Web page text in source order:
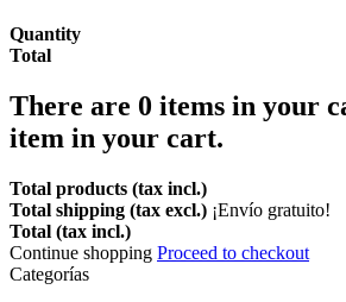
Quantity
Total
There are 0 items in your
item in your cart.
Total products (tax incl.)
Total shipping (tax excl.) ¡Envío gratuito!
Total (tax incl.)
Continue shopping Proceed to checkout
Categorías